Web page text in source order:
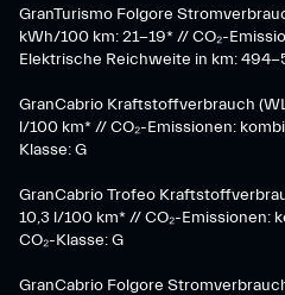
GranTurismo Folgore
kWh/100 km: 21-19* // CO₂-
Elektrische Reichweite in km: 494-
GranCabrio Kraftstoffverbrauch
l/100 km* // CO₂-Emissionen:
Klasse: G
GranCabrio Trofeo
10,3 l/100 km* // CO₂-
CO₂-Klasse: G
GranCabrio Folgore